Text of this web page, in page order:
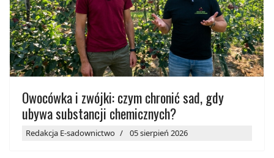
Owocówka i zwójki: czym chronić sad, gdy
ubywa substancji chemicznych?
Redakcja E-sadownictwo 05 sierpień 2026